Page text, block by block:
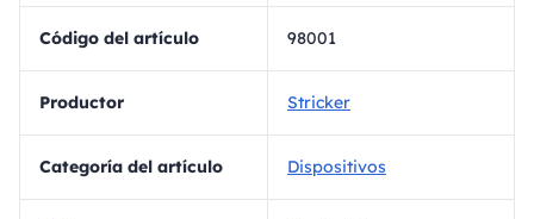
Código del artículo 98001
Productor Stricker
Categoría del artículo Dispositivos